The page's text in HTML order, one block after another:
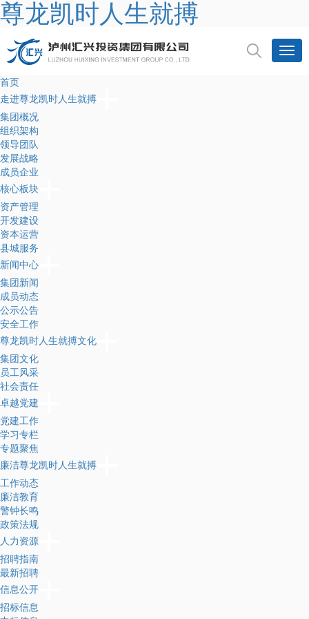
尊龙凯时人生就搏
首页
走进尊龙凯时人生就搏
集团概况
组织架构
领导团队
发展战略
成员企业
核心板块
资产管理
开发建设
资本运营
县城服务
新闻中心
集团新闻
成员动态
公示公告
安全工作
尊龙凯时人生就搏文化
集团文化
员工风采
社会责任
卓越党建
党建工作
学习专栏
专题聚焦
廉洁尊龙凯时人生就搏
工作动态
廉洁教育
警钟长鸣
政策法规
人力资源
招聘指南
最新招聘
信息公开
招标信息